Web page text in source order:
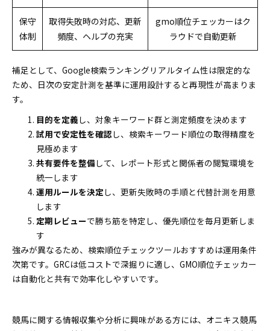
保守
体制
取得失敗時の対応、更新
頻度、ヘルプの充実
gmo順位チェッカーはク
ラウドで自動更新
補足として、Google検索ランキングリアルタイム性は限定的な
ため、日次の安定計測を基準に運用設計すると再現性が高まりま
す。
目的を定義し、対象キーワード群と測定頻度を決めます
試用で安定性を確認し、検索キーワード順位の取得精度を
見極めます
共有要件を整備して、レポート形式と関係者の閲覧環境を
統一します
運用ルールを決定し、更新失敗時の手順と代替計測を用意
します
定期レビューで勝ち筋を特定し、優先順位を毎月更新しま
す
強みが異なるため、検索順位チェックツールおすすめは運用条件
次第です。GRCは低コストで深掘りに適し、GMO順位チェッカー
は自動化と共有で効率化しやすいです。
競馬に関する情報収集や分析に興味がある方には、オニキス競馬